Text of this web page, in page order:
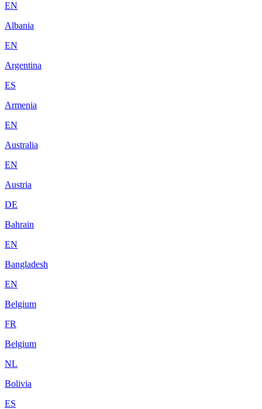
EN
Albania
EN
Argentina
ES
Armenia
EN
Australia
EN
Austria
DE
Bahrain
EN
Bangladesh
EN
Belgium
FR
Belgium
NL
Bolivia
ES